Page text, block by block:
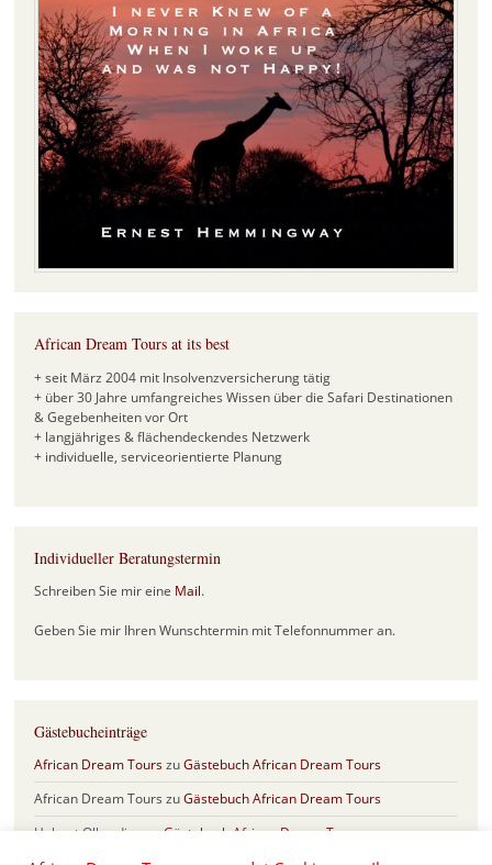
African Dream Tours at its best
+ seit März 2004 mit Insolvenzversicherung tätig
+ über 30 Jahre umfangreiches Wissen über die Safari Destinationen
& Gegebenheiten vor Ort
+ langjähriges & flächendeckendes Netzwerk
+ individuelle, serviceorientierte Planung
Individueller Beratungstermin
Schreiben Sie mir eine Mail.
Geben Sie mir Ihren Wunschtermin mit Telefonnummer an.
Gästebucheinträge
African Dream TourszuGästebuch African Dream Tours
African Dream Tours zuGästebuch African Dream Tours
Helmut OlberdingzuGästebuch African Dream Tours